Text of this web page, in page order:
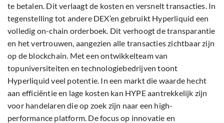
te betalen. Dit verlaagt de kosten en versnelt transacties. In
tegenstelling tot andere DEX’en gebruikt Hyperliquid een
volledig on-chain orderboek. Dit verhoogt de transparantie
en het vertrouwen, aangezien alle transacties zichtbaar zijn
op de blockchain. Met een ontwikkelteam van
topuniversiteiten en technologiebedrijven toont
Hyperliquid veel potentie. In een markt die waarde hecht
aan efficiëntie en lage kosten kan HYPE aantrekkelijk zijn
voor handelaren die op zoek zijn naar een high-
performance platform. De focus op innovatie en